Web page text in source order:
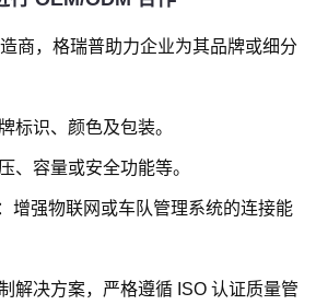
商，格瑞普助力企业为其品牌或细分
标识、颜色及包装。
、容量或安全功能等。
增强物联网或车队管理系统的连接能
解决方案，严格遵循 ISO 认证质量管